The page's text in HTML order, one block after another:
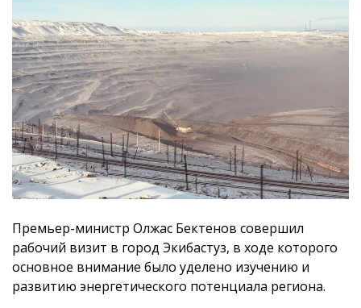
Премьер-министр Олжас Бектенов совершил
рабочий визит в город Экибастуз, в ходе которого
основное внимание было уделено изучению и
развитию энергетического потенциала региона.